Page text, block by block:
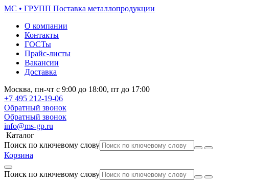
МС • ГРУПП Поставка металлопродукции
О компании
Контакты
ГОСТы
Прайс-листы
Вакансии
Доставка
Москва, пн-чт с 9:00 до 18:00, пт до 17:00
+7 495 212-19-06
Обратный звонок
Обратный звонок
info@ms-gp.ru
Каталог
Поиск по ключевому слову
Корзина
Поиск по ключевому слову